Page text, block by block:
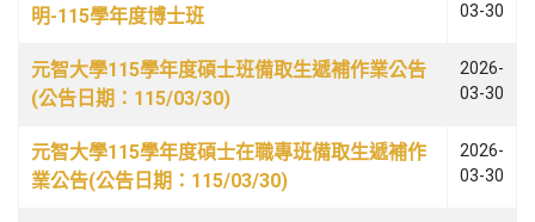
明-115學年度博士班
03-30
元智大學115學年度碩士班備取生遞補作業公告
(公告日期：115/03/30)
2026-
03-30
元智大學115學年度碩士在職專班備取生遞補作
業公告(公告日期：115/03/30)
2026-
03-30